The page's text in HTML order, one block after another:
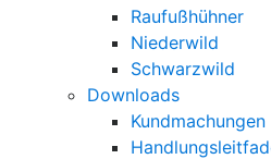
Raufußhühner
Niederwild
Schwarzwild
Downloads
Kundmachungen